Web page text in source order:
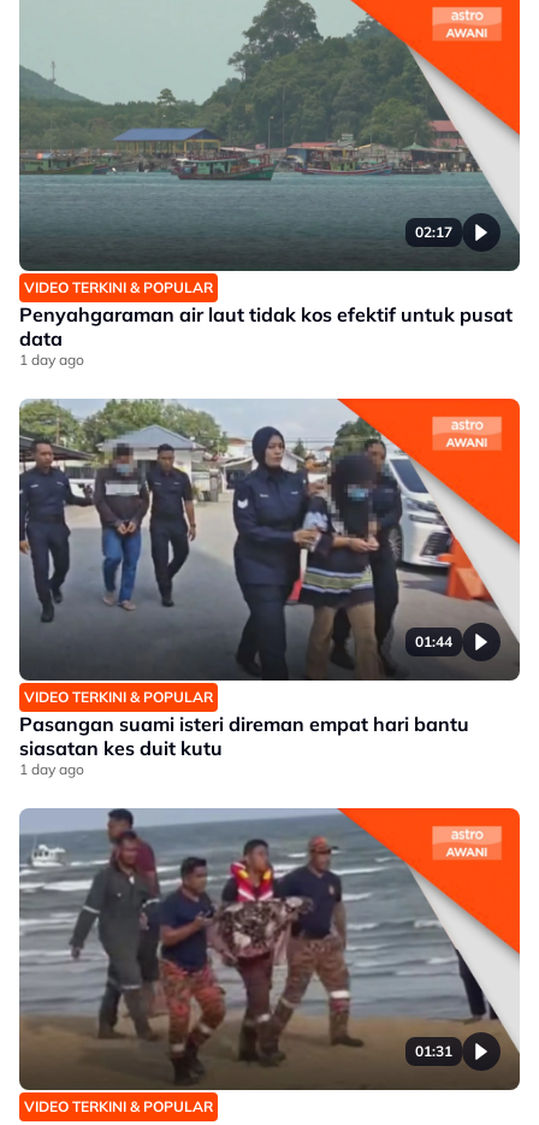
02:17
VIDEO TERKINI & POPULAR
Penyahgaraman air laut tidak kos efektif untuk pusat
data
1 day ago
01:44
VIDEO TERKINI & POPULAR
Pasangan suami isteri direman empat hari bantu
siasatan kes duit kutu
1 day ago
01:31
VIDEO TERKINI & POPULAR